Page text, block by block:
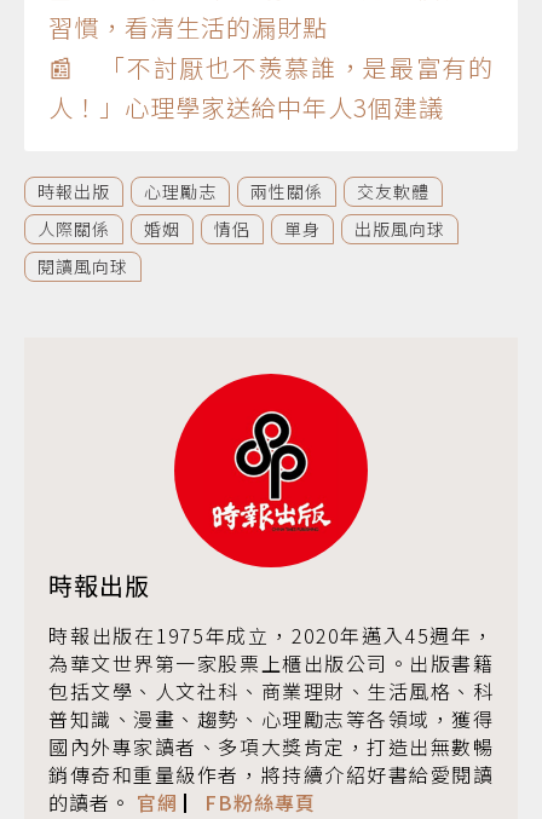
習慣，看清生活的漏財點
📰 「不討厭也不羨慕誰，是最富有的
人！」心理學家送給中年人3個建議
時報出版 心理勵志 兩性關係
交友軟體
人際關係
婚姻 情侶 單身
出版風向球
閱讀風向球
時報出版
時報出版在1975年成立，2020年邁入45週年，
為華文世界第一家股票上櫃出版公司。出版書籍
包括文學、人文社科、商業理財、生活風格、科
普知識、漫畫、趨勢、心理勵志等各領域，獲得
國內外專家讀者、多項大獎肯定，打造出無數暢
銷傳奇和重量級作者，將持續介紹好書給愛閱讀
的讀者。 官網 ▏ FB粉絲專頁